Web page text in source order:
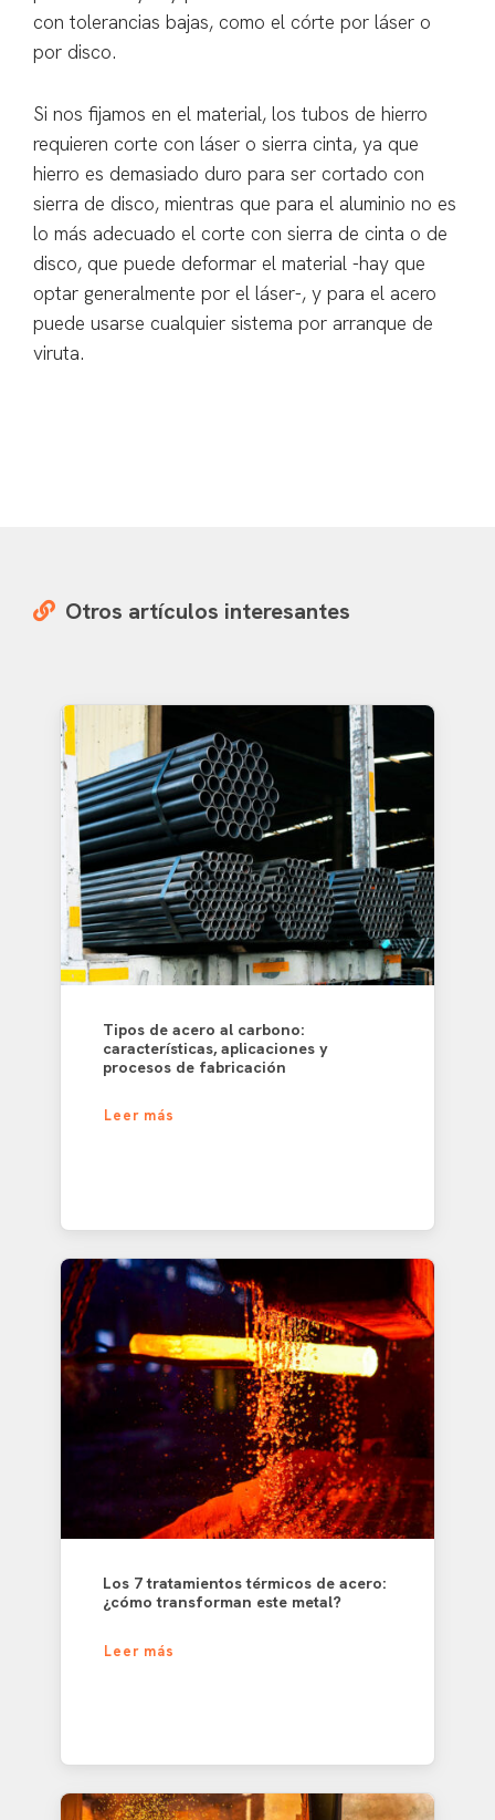
con tolerancias bajas, como el córte por láser o
por disco.
Si nos fijamos en el material, los tubos de hierro
requieren corte con láser o sierra cinta, ya que
hierro es demasiado duro para ser cortado con
sierra de disco, mientras que para el aluminio no es
lo más adecuado el corte con sierra de cinta o de
disco, que puede deformar el material -hay que
optar generalmente por el láser-, y para el acero
puede usarse cualquier sistema por arranque de
viruta.
Otros artículos interesantes
Tipos de acero al carbono:
características, aplicaciones y
procesos de fabricación
Leer más
Los 7 tratamientos térmicos de acero:
¿cómo transforman este metal?
Leer más